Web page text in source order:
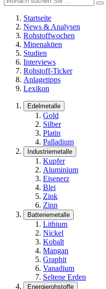
Startseite
News & Analysen
Rohstoffwochen
Minenaktien
Studien
Interviews
Rohstoff-Ticker
Anlagetipps
Lexikon
Edelmetalle
Gold
Silber
Platin
Palladium
Industriemetalle
Kupfer
Aluminium
Eisenerz
Blei
Zink
Zinn
Batteriemetalle
Lithium
Nickel
Kobalt
Mangan
Graphit
Vanadium
Seltene Erden
Energierohstoffe